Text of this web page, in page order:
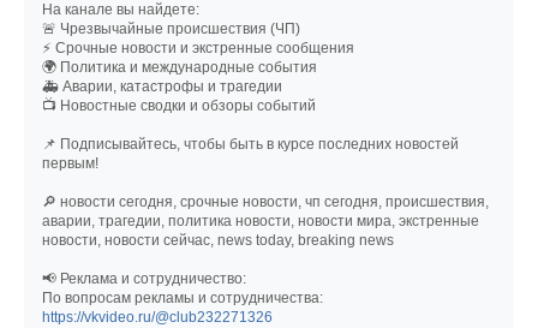
На канале вы найдете:
🚨 Чрезвычайные происшествия (ЧП)
⚡ Срочные новости и экстренные сообщения
🌍 Политика и международные события
🚑 Аварии, катастрофы и трагедии
📺 Новостные сводки и обзоры событий
📌 Подписывайтесь, чтобы быть в курсе последних новостей
первым!
🔎 новости сегодня, срочные новости, чп сегодня, происшествия,
аварии, трагедии, политика новости, новости мира, экстренные
новости, новости сейчас, news today, breaking news
📢 Реклама и сотрудничество:
По вопросам рекламы и сотрудничества:
https://vkvideo.ru/@club232271326